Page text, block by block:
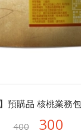
預購品 核桃業務
400
300